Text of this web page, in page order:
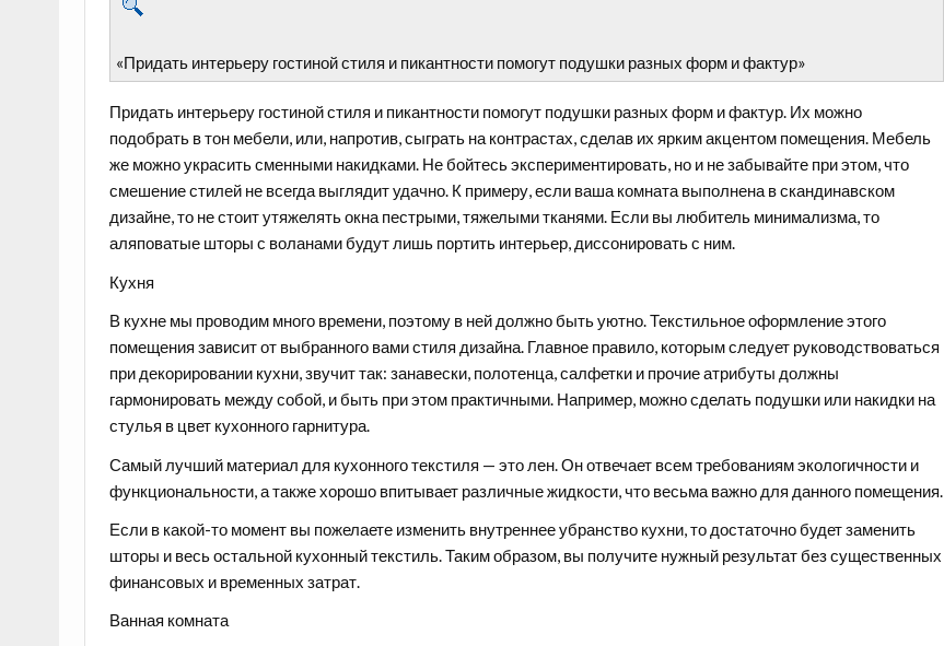
«Придать интерьеру гостиной стиля и пикантности помогут подушки разных форм и фактур»
Придать интерьеру гостиной стиля и пикантности помогут подушки разных форм и фактур. Их можно
подобрать в тон мебели, или, напротив, сыграть на контрастах, сделав их ярким акцентом помещения. Мебель
же можно украсить сменными накидками. Не бойтесь экспериментировать, но и не забывайте при этом, что
смешение стилей не всегда выглядит удачно. К примеру, если ваша комната выполнена в скандинавском
дизайне, то не стоит утяжелять окна пестрыми, тяжелыми тканями. Если вы любитель минимализма, то
аляповатые шторы с воланами будут лишь портить интерьер, диссонировать с ним.
Кухня
В кухне мы проводим много времени, поэтому в ней должно быть уютно. Текстильное оформление этого
помещения зависит от выбранного вами стиля дизайна. Главное правило, которым следует руководствоваться
при декорировании кухни, звучит так: занавески, полотенца, салфетки и прочие атрибуты должны
гармонировать между собой, и быть при этом практичными. Например, можно сделать подушки или накидки на
стулья в цвет кухонного гарнитура.
Самый лучший материал для кухонного текстиля — это лен. Он отвечает всем требованиям экологичности и
функциональности, а также хорошо впитывает различные жидкости, что весьма важно для данного помещения.
Если в какой-то момент вы пожелаете изменить внутреннее убранство кухни, то достаточно будет заменить
шторы и весь остальной кухонный текстиль. Таким образом, вы получите нужный результат без существенных
финансовых и временных затрат.
Ванная комната